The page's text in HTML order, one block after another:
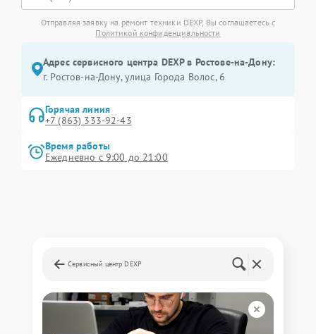
Отправляя заявку на ремонт техники DEXP, Вы соглашаетесь с
Политикой конфиденциальности
Адрес сервисного центра DEXP в Ростове-на-Дону:
г. Ростов-на-Дону, улица Города Волос, 6
Горячая линия
+7 (863) 333-92-43
Время работы
Ежедневно с 9:00 до 21:00
Сервисный центр DEXP